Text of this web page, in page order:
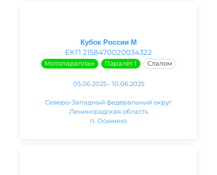
Кубок России М
ЕКП 2158470020034322
Мотопараплан Паралёт 1 Слалом
05.06.2025 - 10.06.2025
Северо-Западный федеральный округ
Ленинградская область
п. Осьмино